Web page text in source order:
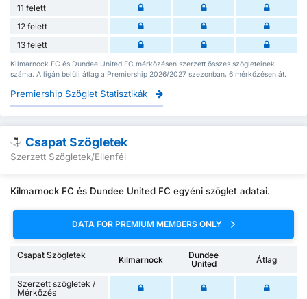
11 felett
12 felett
13 felett
Kilmarnock FC és Dundee United FC mérkőzésen szerzett összes szögleteinek
száma. A ligán belüli átlag a Premiership 2026/2027 szezonban, 6 mérkőzésen át.
Premiership Szöglet Statisztikák
Csapat Szögletek
Szerzett Szögletek/Ellenfél
Kilmarnock FC és Dundee United FC egyéni szöglet adatai.
DATA FOR PREMIUM MEMBERS ONLY
Csapat Szögletek Kilmarnock
Dundee
United
Átlag
Szerzett szögletek /
Mérkőzés